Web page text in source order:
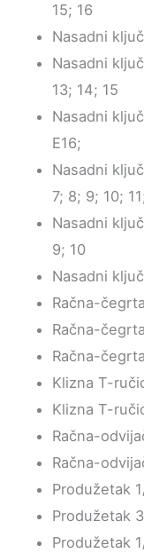
15; 16
Nasadni
Nasadni
13; 14; 15
Nasadni
E16;
Nasadni
7; 8; 9; 10;
Nasadni
9; 10
Nasadni
Račna-
Račna-
Račna-
Klizna T-
Klizna T-
Račna-
Račna-
Produžetak
Produžetak
Produžetak